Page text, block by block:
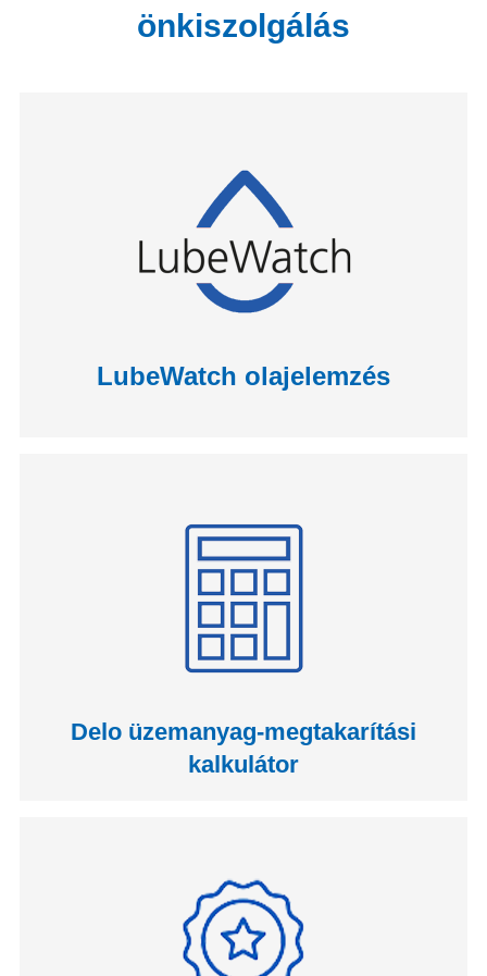
önkiszolgálás
LubeWatch olajelemzés
Delo üzemanyag-megtakarítási
kalkulátor